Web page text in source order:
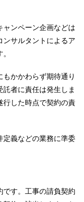
ャンペーン企画などは
ンサルタントによるア
かかわらず期待通り
者に責任は発生しま
行した時点で契約の責
定義などの業務に準委
です。工事の請負契約